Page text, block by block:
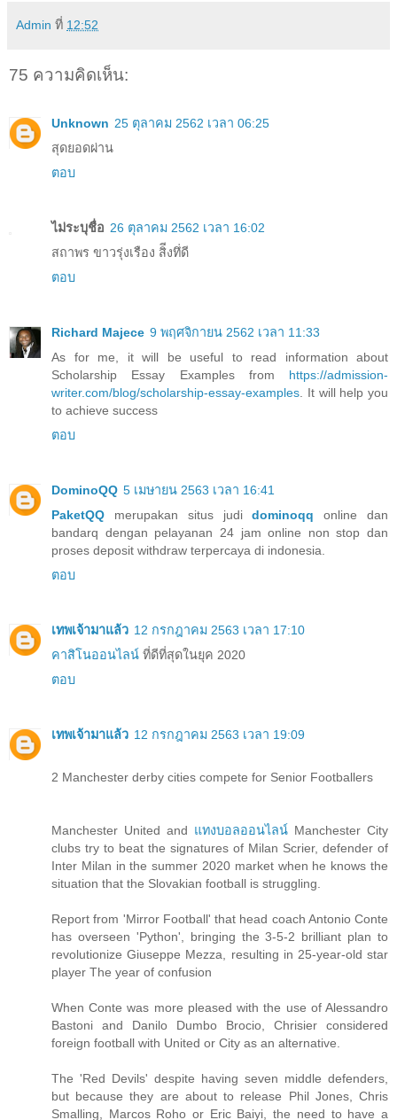
Admin ที่ 12:52
75 ความคิดเห็น:
Unknown 25 ตุลาคม 2562 เวลา 06:25
สุดยอดผ่าน
ตอบ
ไม่ระบุชื่อ 26 ตุลาคม 2562 เวลา 16:02
สถาพร ขาวรุ่งเรือง สิีงทึ่ดี
ตอบ
Richard Majece 9 พฤศจิกายน 2562 เวลา 11:33
As for me, it will be useful to read information about
Scholarship Essay Examples from https://admission-
writer.com/blog/scholarship-essay-examples . It will help you
to achieve success
ตอบ
DominoQQ 5 เมษายน 2563 เวลา 16:41
PaketQQ merupakan situs judidominoqq online dan
bandarq dengan pelayanan 24 jam online non stop dan
proses deposit withdraw terpercaya di indonesia.
ตอบ
เทพเจ้ามาแล้ว 12 กรกฎาคม 2563 เวลา 17:10
คาสิโนออนไลน์ ที่ดีที่สุดในยุค 2020
ตอบ
เทพเจ้ามาแล้ว 12 กรกฎาคม 2563 เวลา 19:09
2 Manchester derby cities compete for Senior Footballers
Manchester United and แทงบอลออนไลน์ Manchester City
clubs try to beat the signatures of Milan Scrier, defender of
Inter Milan in the summer 2020 market when he knows the
situation that the Slovakian football is struggling.
Report from 'Mirror Football' that head coach Antonio Conte
has overseen 'Python', bringing the 3-5-2 brilliant plan to
revolutionize Giuseppe Mezza, resulting in 25-year-old star
player The year of confusion
When Conte was more pleased with the use of Alessandro
Bastoni and Danilo Dumbo Brocio, Chrisier considered
foreign football with United or City as an alternative.
The 'Red Devils' despite having seven middle defenders,
but because they are about to release Phil Jones, Chris
Smalling, Marcos Roho or Eric Baiyi, the need to have a